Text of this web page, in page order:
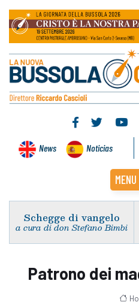
News Noticias
MENU
Schegge di vangelo
a cura di don Stefano Bimbi
Patrono dei